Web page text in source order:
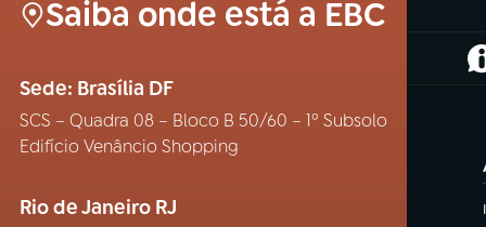
Saiba onde está a EBC
Sede: Brasília DF
SCS – Quadra 08 – Bloco B 50/60 – 1º Subsolo
Edifício Venâncio Shopping
Rio de Janeiro RJ